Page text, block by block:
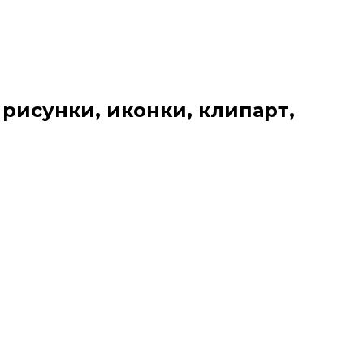
иконки, клипарт,